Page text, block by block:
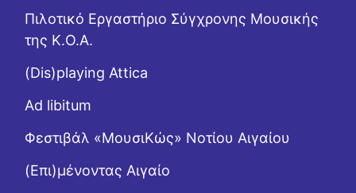
Πιλοτικό Εργαστήριο Σύγχρονης Μουσικής
της Κ.Ο.Α.
(Dis)playing Attica
Ad libitum
Φεστιβάλ «ΜουσιΚώς» Νοτίου Αιγαίου
(Επι)μένοντας Αιγαίο